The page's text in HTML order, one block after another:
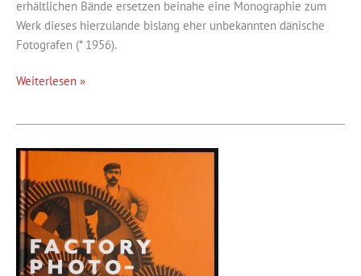
erhältlichen Bände ersetzen beinahe eine Monographie zum
Werk dieses hierzulande bislang eher unbekannten dänische
Fotografen (* 1956).
Öde
Weiterlesen »